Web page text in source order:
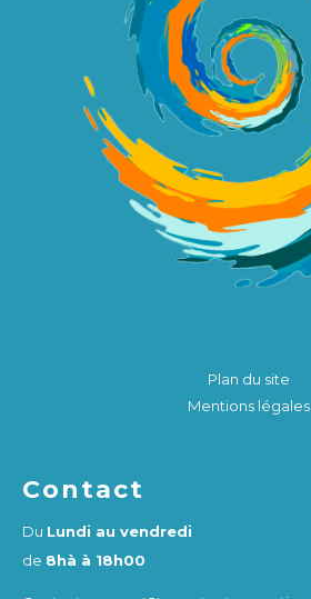
Plan du site
Mentions légales
Contact
Du Lundi au vendredi
de 8hà à 18h00